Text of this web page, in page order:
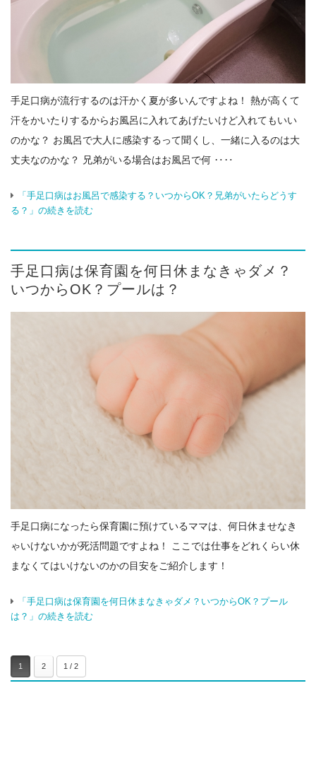
手足口病が流行するのは汗かく夏が多いんですよね！ 熱が高くて
汗をかいたりするからお風呂に入れてあげたいけど入れてもいい
のかな？ お風呂で大人に感染するって聞くし、一緒に入るのは大
丈夫なのかな？ 兄弟がいる場合はお風呂で何 ‥‥
「手足口病はお風呂で感染する？いつからOK？兄弟がいたらどうす
る？」の続きを読む
手足口病は保育園を何日休まなきゃダメ？
いつからOK？プールは？
手足口病になったら保育園に預けているママは、何日休ませなき
ゃいけないかが死活問題ですよね！ ここでは仕事をどれくらい休
まなくてはいけないのかの目安をご紹介します！
「手足口病は保育園を何日休まなきゃダメ？いつからOK？プール
は？」の続きを読む
1 2 1 / 2